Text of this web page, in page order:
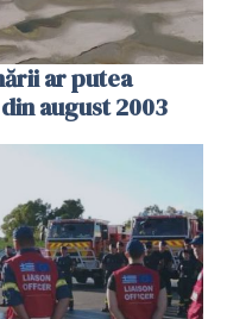
ar putea
august 2003